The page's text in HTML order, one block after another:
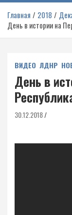
Главная 2018
День в истории на
ВИДЕО ЛДНР
День в
30.12.2018